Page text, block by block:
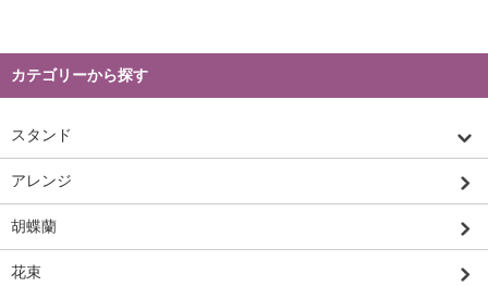
カテゴリーから探す
スタンド
アレンジ
胡蝶蘭
花束